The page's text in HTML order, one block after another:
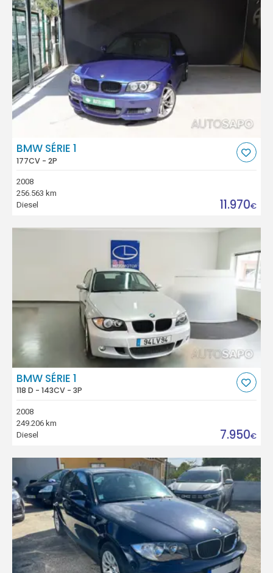
BMW SÉRIE 1
177CV - 2P
2008
256.563 km
Diesel
11.970€
BMW SÉRIE 1
118 D - 143CV - 3P
2008
249.206 km
Diesel
7.950€